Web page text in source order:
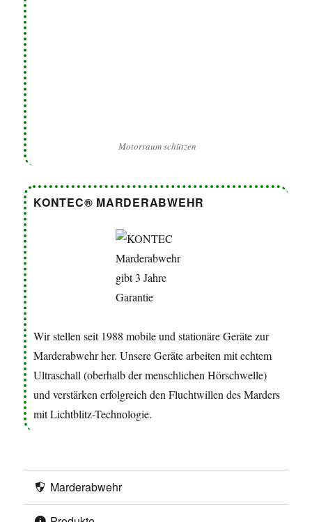
Wir stellen seit 1988 mobile und stationäre Geräte zur
Marderabwehr her. Unsere Geräte arbeiten mit echtem
und verstärken erfolgreich den Fluchtwillen des Marders
mit Lichtblitz-Technologie.
Marderabwehr
Produkte
SHOP
Über uns